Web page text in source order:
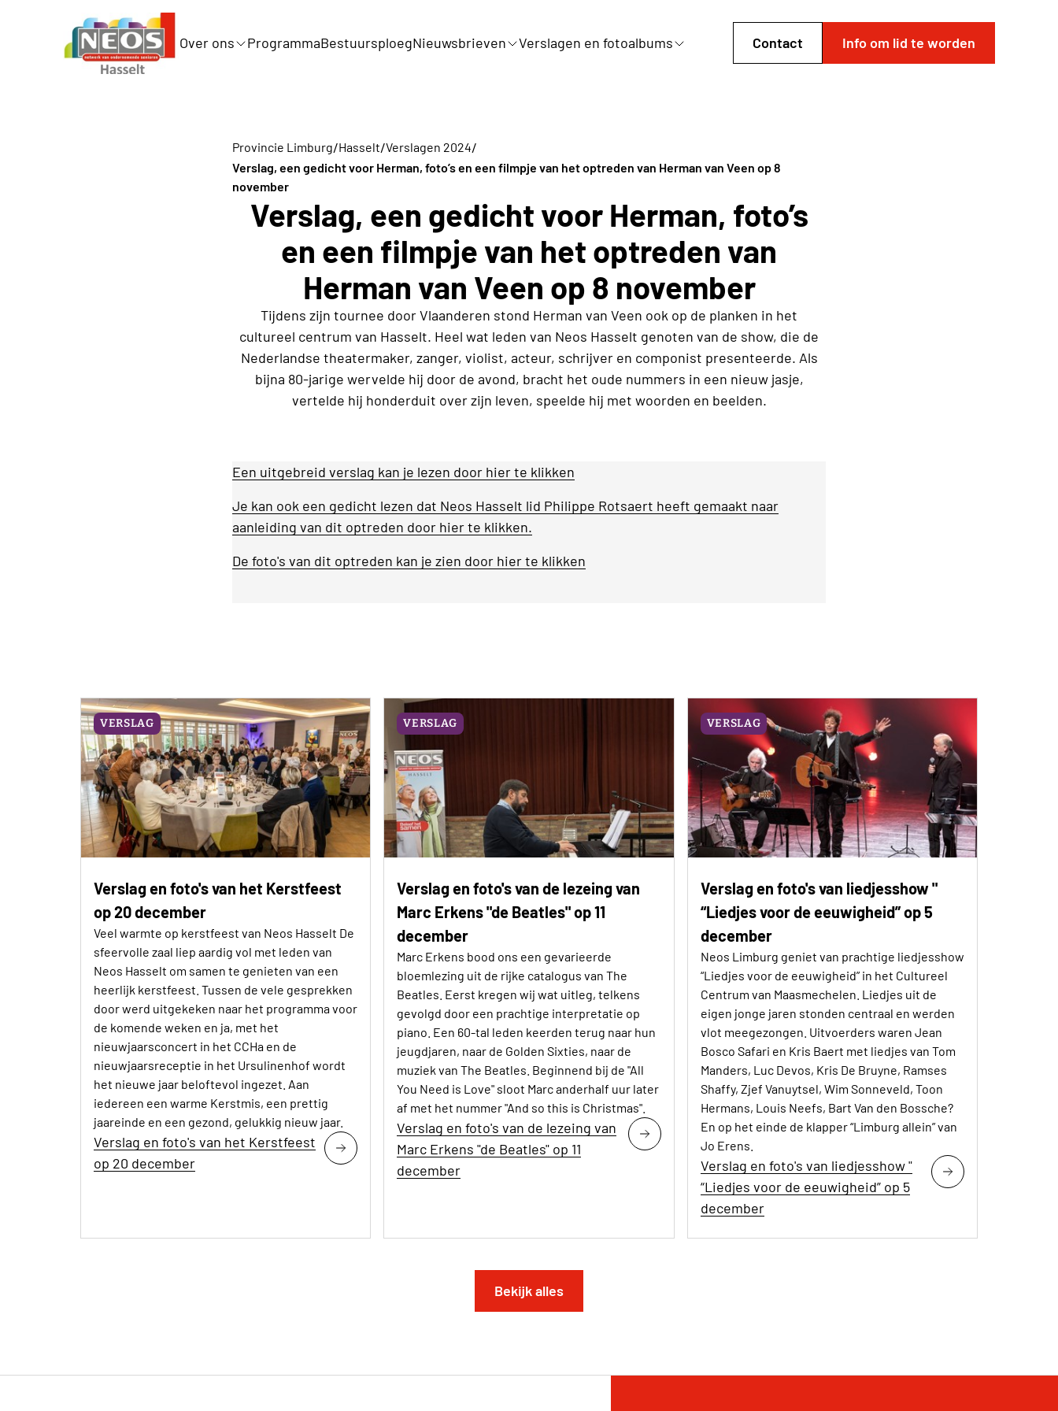
Over ons ProgrammaBestuursploegNieuwsbrieven Verslagen en fotoalbums Contact Info om lid te worden
Provincie Limburg/Hasselt/Verslagen 2024/
Verslag, een gedicht voor Herman, foto’s en een filmpje van het optreden van Herman van Veen op 8
november
Verslag, een gedicht voor Herman, foto’s
en een filmpje van het optreden van
Herman van Veen op 8 november
Tijdens zijn tournee door Vlaanderen stond Herman van Veen ook op de planken in het
cultureel centrum van Hasselt. Heel wat leden van Neos Hasselt genoten van de show, die de
Nederlandse theatermaker, zanger, violist, acteur, schrijver en componist presenteerde. Als
bijna 80-jarige wervelde hij door de avond, bracht het oude nummers in een nieuw jasje,
vertelde hij honderduit over zijn leven, speelde hij met woorden en beelden.
Een uitgebreid verslag kan je lezen door hier te klikken
Je kan ook een gedicht lezen dat Neos Hasselt lid Philippe Rotsaert heeft gemaakt naar
aanleiding van dit optreden door hier te klikken.
De foto's van dit optreden kan je zien door hier te klikken
VERSLAG
Verslag en foto's van het Kerstfeest
op 20 december
Veel warmte op kerstfeest van Neos Hasselt De
sfeervolle zaal liep aardig vol met leden van
Neos Hasselt om samen te genieten van een
heerlijk kerstfeest. Tussen de vele gesprekken
door werd uitgekeken naar het programma voor
de komende weken en ja, met het
nieuwjaarsconcert in het CCHa en de
nieuwjaarsreceptie in het Ursulinenhof wordt
het nieuwe jaar beloftevol ingezet. Aan
iedereen een warme Kerstmis, een prettig
jaareinde en een gezond, gelukkig nieuw jaar.
Verslag en foto's van het Kerstfeest
op 20 december
VERSLAG
Verslag en foto's van de lezeing van
Marc Erkens "de Beatles" op 11
december
Marc Erkens bood ons een gevarieerde
bloemlezing uit de rijke catalogus van The
Beatles. Eerst kregen wij wat uitleg, telkens
gevolgd door een prachtige interpretatie op
piano. Een 60-tal leden keerden terug naar hun
jeugdjaren, naar de Golden Sixties, naar de
muziek van The Beatles. Beginnend bij de "All
You Need is Love" sloot Marc anderhalf uur later
af met het nummer "And so this is Christmas".
Verslag en foto's van de lezeing van
Marc Erkens "de Beatles" op 11
december
VERSLAG
Verslag en foto's van liedjesshow "
“Liedjes voor de eeuwigheid” op 5
december
Neos Limburg geniet van prachtige liedjesshow
“Liedjes voor de eeuwigheid” in het Cultureel
Centrum van Maasmechelen. Liedjes uit de
eigen jonge jaren stonden centraal en werden
vlot meegezongen. Uitvoerders waren Jean
Bosco Safari en Kris Baert met liedjes van Tom
Manders, Luc Devos, Kris De Bruyne, Ramses
Shaffy, Zjef Vanuytsel, Wim Sonneveld, Toon
Hermans, Louis Neefs, Bart Van den Bossche?
En op het einde de klapper “Limburg allein” van
Jo Erens.
Verslag en foto's van liedjesshow "
“Liedjes voor de eeuwigheid” op 5
december
Bekijk alles